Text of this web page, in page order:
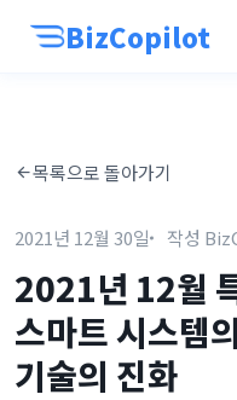
BizCopilot
목록으로 돌아가기
2021년 12월 30일 작성
2021년 12월
스마트 시스템
기술의 진화